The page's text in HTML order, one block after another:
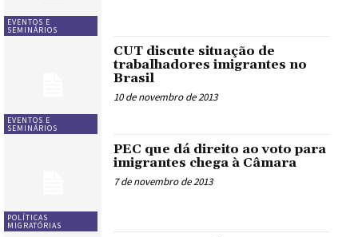
EVENTOS E
SEMINÁRIOS
EVENTOS E
SEMINÁRIOS
CUT discute situação de
trabalhadores imigrantes no
Brasil
10 de novembro de 2013
POLÍTICAS
MIGRATÓRIAS
PEC que dá direito ao voto para
imigrantes chega à Câmara
7 de novembro de 2013